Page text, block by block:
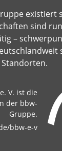
existiert
sind
–
V. ist die
der bbw-
Gruppe.
bbw-e-v